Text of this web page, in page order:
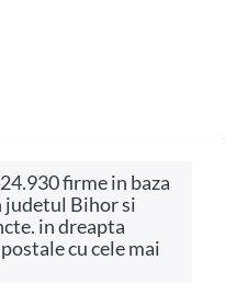
judetul Bihor si
in dreapta
cu cele mai